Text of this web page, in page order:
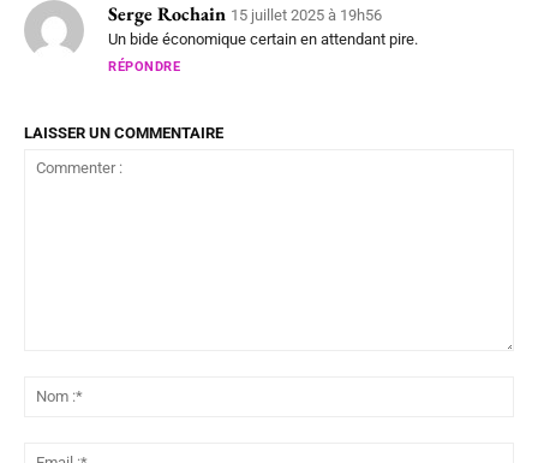
Serge Rochain 15 juillet 2025 à 19h56
Un bide économique certain en attendant pire.
RÉPONDRE
LAISSER UN COMMENTAIRE